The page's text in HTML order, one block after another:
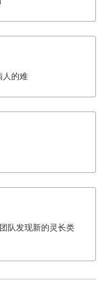
人的难
队发现新的灵长类